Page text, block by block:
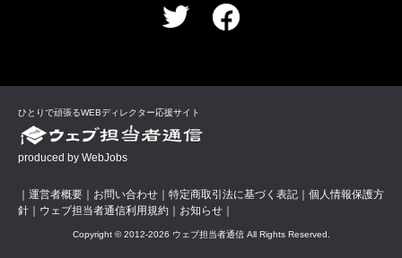
ひとりで頑張るWEBディレクター応援サイト
produced by WebJobs
運営者概要 お問い合わせ 特定商取引法に基づく表記
個人情報保護方
針
ウェブ担当者通信利用規約 お知らせ
Copyright © 2012-2026 ウェブ担当者通信 All Rights Reserved.